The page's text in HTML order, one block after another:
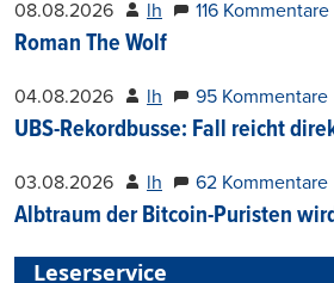
08.08.2026 lh 116 Kommentare
Roman The Wolf
04.08.2026 lh 95 Kommentare
UBS-Rekordbusse: Fall reicht
03.08.2026 lh 62 Kommentare
Albtraum der Bitcoin-Puristen
Leserservice